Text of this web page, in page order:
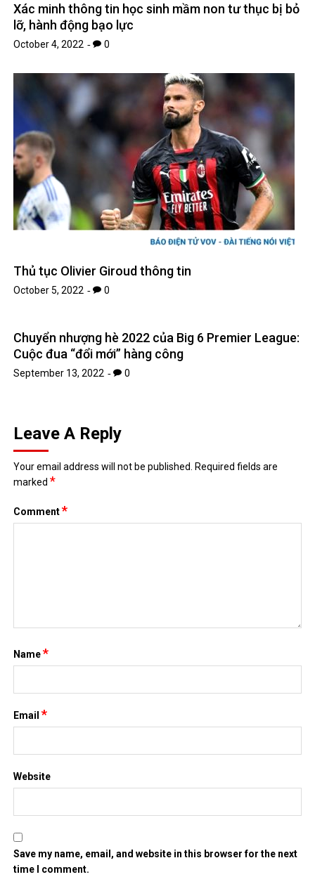
Xác minh thông tin học sinh mầm non tư thục bị bỏ
lỡ, hành động bạo lực
October 4, 2022 0
Thủ tục Olivier Giroud thông tin
October 5, 2022 0
Chuyển nhượng hè 2022 của Big 6 Premier League:
Cuộc đua “đổi mới” hàng công
September 13, 2022 0
Leave A Reply
Your email address will not be published.
Required fields are
marked*
Comment*
Name*
Email*
Website
Save my name, email, and website in this browser for the next
time I comment.